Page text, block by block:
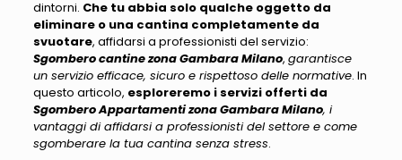
dintorni. Che tu abbia solo qualche oggetto da
eliminare o una cantina completamente da
svuotare, affidarsi a professionisti del servizio:
Sgombero cantine zona Gambara Milano, garantisce
un servizio efficace, sicuro e rispettoso delle normative. In
questo articolo, esploreremo i servizi offerti da
Sgombero Appartamenti zona Gambara Milano, i
vantaggi di affidarsi a professionisti del settore e come
sgomberare la tua cantina senza stress.